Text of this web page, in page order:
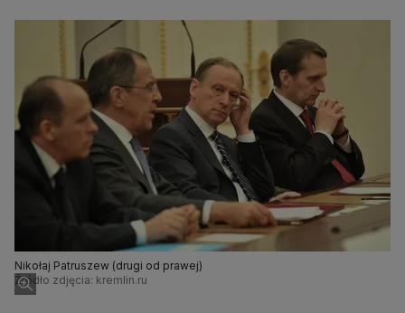
Nikołaj Patruszew (drugi od prawej)
Źródło zdjęcia: kremlin.ru